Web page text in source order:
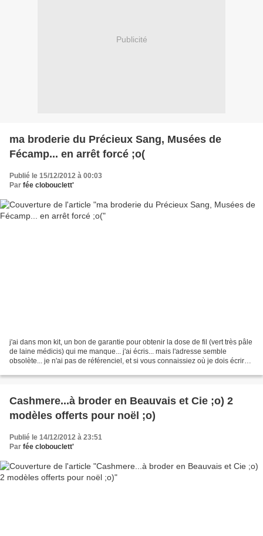
Publicité
ma broderie du Précieux Sang, Musées de
Fécamp... en arrêt forcé ;o(
Publié le 15/12/2012 à 00:03
Par fée clobouclett'
j'ai dans mon kit, un bon de garantie pour obtenir la dose de fil (vert très pâle
de laine médicis) qui me manque... j'ai écris... mais l'adresse semble
obsolète... je n'ai pas de référenciel, et si vous connaissiez où je dois écrire
Cashmere...à broder en Beauvais et Cie ;o) 2
modèles offerts pour noël ;o)
Publié le 14/12/2012 à 23:51
Par fée clobouclett'